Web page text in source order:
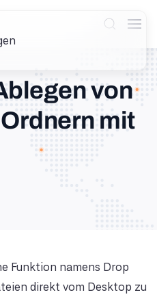
von
mit
Funktion namens Drop
direkt vom Desktop zu